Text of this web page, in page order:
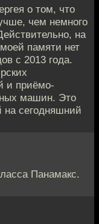
о том, что
чем немного
на
памяти нет
с 2013 года.
и приёмо-
машин. Это
на сегодняшний
Панамакс.